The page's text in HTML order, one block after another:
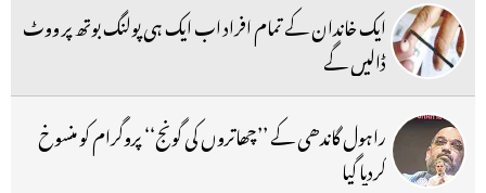
ایک خاندان کے تمام افراد اب ایک ہی پولنگ بوتھ پر ووٹ
ڈالیں گے
راہول گاندھی کے ’’چھاتروں کی گونج‘‘ پروگرام کو منسوخ
کردیا گیا